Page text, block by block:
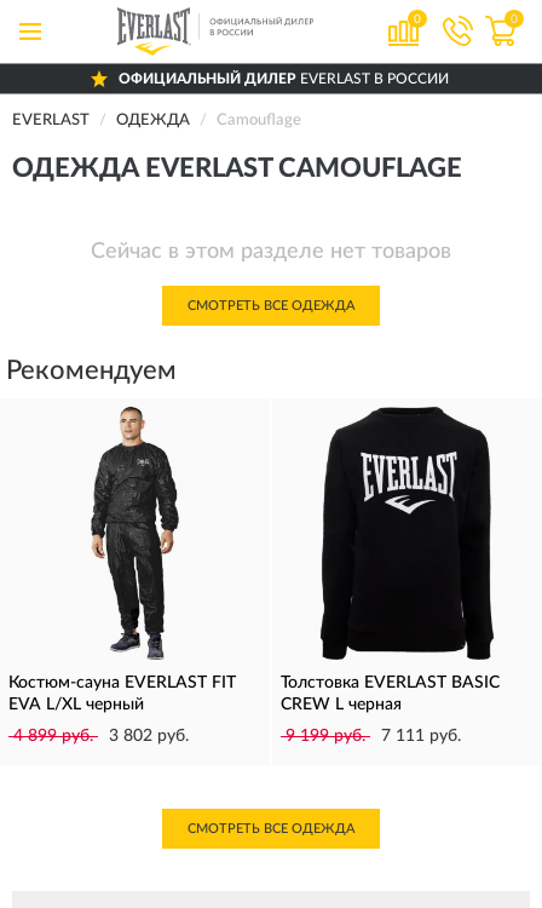
0 0
ОФИЦИАЛЬНЫЙ ДИЛЕР EVERLAST В РОССИИ
EVERLAST ОДЕЖДА Camouflage
ОДЕЖДА EVERLAST CAMOUFLAGE
Сейчас в этом разделе нет товаров
СМОТРЕТЬ ВСЕ ОДЕЖДА
Рекомендуем
Костюм-сауна EVERLAST FIT
EVA L/XL черный
4 899 руб.
3 802 руб.
Толстовка EVERLAST BASIC
CREW L черная
9 199 руб.
7 111 руб.
СМОТРЕТЬ ВСЕ ОДЕЖДА